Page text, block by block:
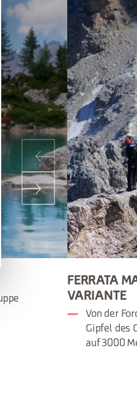
FERRATA
VARIANTE
Von der
Gipfel des
auf 3000